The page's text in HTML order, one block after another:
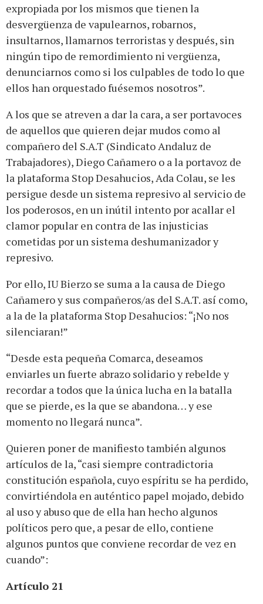
expropiada por los mismos que tienen la
desvergüenza de vapulearnos, robarnos,
insultarnos, llamarnos terroristas y después, sin
ningún tipo de remordimiento ni vergüenza,
denunciarnos como si los culpables de todo lo que
ellos han orquestado fuésemos nosotros”.
A los que se atreven a dar la cara, a ser portavoces
de aquellos que quieren dejar mudos como al
compañero del S.A.T (Sindicato Andaluz de
Trabajadores), Diego Cañamero o a la portavoz de
la plataforma Stop Desahucios, Ada Colau, se les
persigue desde un sistema represivo al servicio de
los poderosos, en un inútil intento por acallar el
clamor popular en contra de las injusticias
cometidas por un sistema deshumanizador y
represivo.
Por ello, IU Bierzo se suma a la causa de Diego
Cañamero y sus compañeros/as del S.A.T. así como,
a la de la plataforma Stop Desahucios: “¡No nos
silenciaran!”
“Desde esta pequeña Comarca, deseamos
enviarles un fuerte abrazo solidario y rebelde y
recordar a todos que la única lucha en la batalla
que se pierde, es la que se abandona… y ese
momento no llegará nunca”.
Quieren poner de manifiesto también algunos
artículos de la, “casi siempre contradictoria
constitución española, cuyo espíritu se ha perdido,
convirtiéndola en auténtico papel mojado, debido
al uso y abuso que de ella han hecho algunos
políticos pero que, a pesar de ello, contiene
algunos puntos que conviene recordar de vez en
cuando”:
Artículo 21